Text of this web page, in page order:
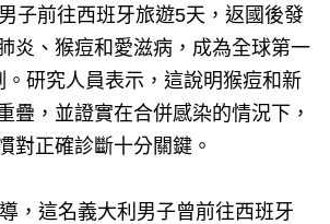
子前往西班牙旅遊5天，返國後發
炎、猴痘和愛滋病，成為全球第一
研究人員表示，這說明猴痘和新
疊，並證實在合併感染的情況下，
對正確診斷十分關鍵。
，這名義大利男子曾前往西班牙